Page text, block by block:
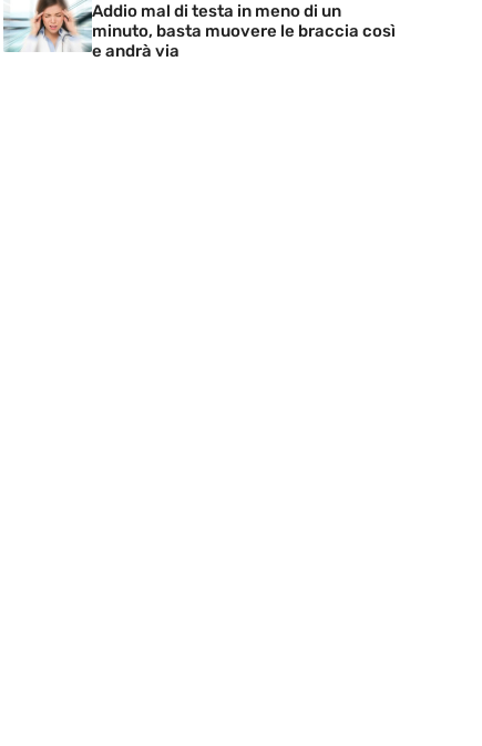
Addio mal di testa in meno di un
minuto, basta muovere le braccia così
e andrà via